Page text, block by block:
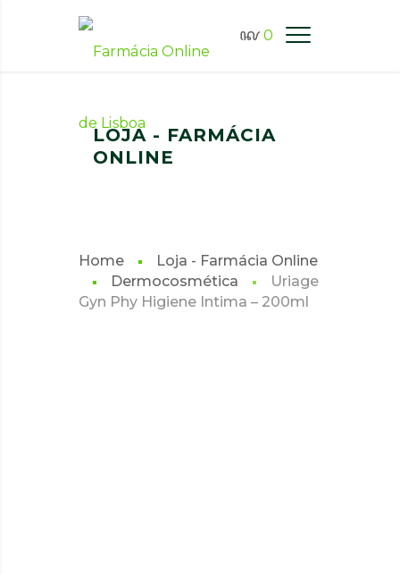
0
FARMÁCIA ONLINE LISBOA
LOJA - FARMÁCIA
ONLINE
Home
Loja - Farmácia Online
Dermocosmética
Uriage
Gyn Phy Higiene Intima – 200ml